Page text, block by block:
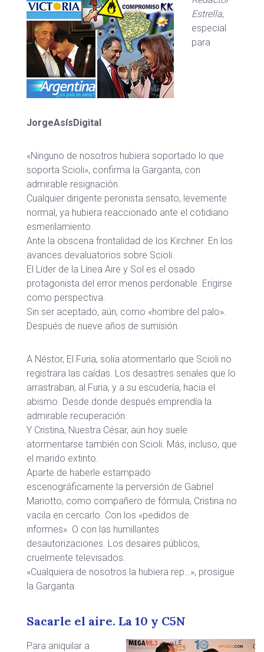
Estrella,
especial
para
JorgeAsísDigital
«Ninguno de nosotros hubiera soportado lo que
soporta Scioli», confirma la Garganta, con
admirable resignación.
Cualquier dirigente peronista sensato, levemente
normal, ya hubiera reaccionado ante el cotidiano
esmerilamiento.
Ante la obscena frontalidad de los Kirchner. En los
avances devaluatorios sobre Scioli.
El Líder de la Línea Aire y Sol es el osado
protagonista del error menos perdonable. Erigirse
como perspectiva.
Sin ser aceptado, aún, como «hombre del palo».
Después de nueve años de sumisión.
A Néstor, El Furia, solía atormentarlo que Scioli no
registrara las caídas. Los desastres seriales que lo
arrastraban, al Furia, y a su escudería, hacia el
abismo. Desde donde después emprendía la
admirable recuperación.
Y Cristina, Nuestra César, aún hoy suele
atormentarse también con Scioli. Más, incluso, que
el marido extinto.
Aparte de haberle estampado
escenográficamente la perversión de Gabriel
Mariotto, como compañero de fórmula, Cristina no
vacila en cercarlo. Con los «pedidos de
informes». O con las humillantes
desautorizaciones. Los desaires públicos,
cruelmente televisados.
«Cualquiera de nosotros la hubiera rep…», prosigue
la Garganta.
Sacarle el aire. La 10 y C5N
Para aniquilar a